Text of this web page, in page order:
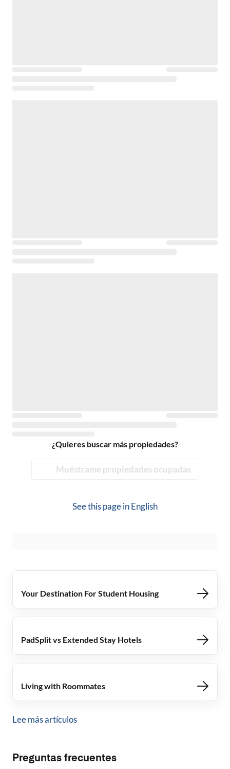
¿Quieres buscar más propiedades?
Muéstrame propiedades ocupadas
See this page inEnglish
Your Destination For Student Housing
PadSplit vs Extended Stay Hotels
Living with Roommates
Lee más artículos
Preguntas frecuentes